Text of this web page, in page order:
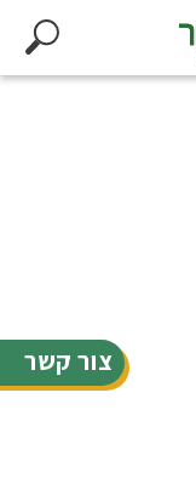
צור קשר